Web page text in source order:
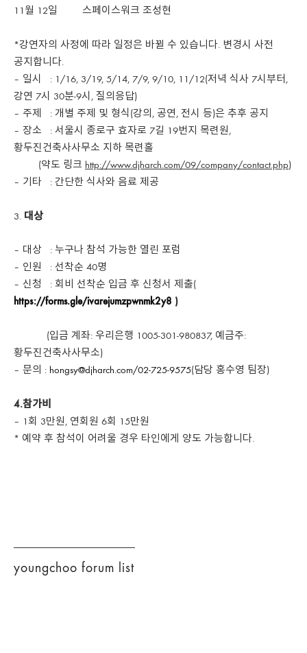
11월 12일 스페이스워크 조성현
*강연자의 사정에 따라 일정은 바뀔 수 있습니다. 변경시 사전
공지합니다.
– 일시 : 1/16, 3/19, 5/14, 7/9, 9/10, 11/12(저녁 식사 7시부터,
강연 7시 30분-9시, 질의응답)
– 주제 : 개별 주제 및 형식(강의, 공연, 전시 등)은 추후 공지
– 장소 : 서울시 종로구 효자로 7길 19번지 목련원,
황두진건축사사무소 지하 목련홀
(약도 링크 http://www.djharch.com/09/company/contact.php)
– 기타 : 간단한 식사와 음료 제공
대상
– 대상 : 누구나 참석 가능한 열린 포럼
– 인원 : 선착순 40명
– 신청 : 회비 선착순 입금 후 신청서 제출(
https://forms.gle/ivarejumzpwnmk2y8 )
(입금 계좌: 우리은행 1005-301-980837, 예금주:
황두진건축사사무소)
– 문의 : hongsy@djharch.com/02-725-9575(담당 홍수영 팀장)
4.참가비
– 1회 3만원, 연회원 6회 15만원
* 예약 후 참석이 어려울 경우 타인에게 양도 가능합니다.
youngchoo forum list